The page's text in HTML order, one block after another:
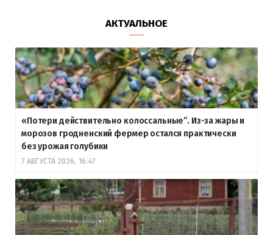
АКТУАЛЬНОЕ
«Потери действительно колоссальные”. Из-за жары и
морозов гродненский фермер остался практически
без урожая голубики
7 АВГУСТА 2026, 16:47